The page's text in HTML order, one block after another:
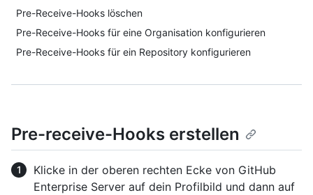
Pre-Receive-Hooks löschen
Pre-Receive-Hooks für eine Organisation konfigurieren
Pre-Receive-Hooks für ein Repository konfigurieren
Pre-receive-Hooks erstellen
Klicke in der oberen rechten Ecke von GitHub
Enterprise Server auf dein Profilbild und dann auf